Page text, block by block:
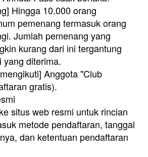
Hingga 10.000 orang
pemenang termasuk orang
Jumlah pemenang yang
kurang dari ini tergantung
yang diterima.
Anggota "Club
gratis).
situs web resmi untuk rincian
metode pendaftaran, tanggal
dan ketentuan pendaftaran